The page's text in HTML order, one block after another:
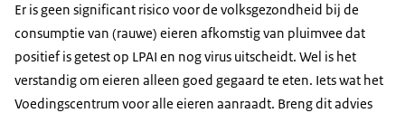
Er is geen significant risico voor de volksgezondheid bij de
consumptie van (rauwe) eieren afkomstig van pluimvee dat
positief is getest op LPAI en nog virus uitscheidt. Wel is het
verstandig om eieren alleen goed gegaard te eten. Iets wat het
Voedingscentrum voor alle eieren aanraadt. Breng dit advies